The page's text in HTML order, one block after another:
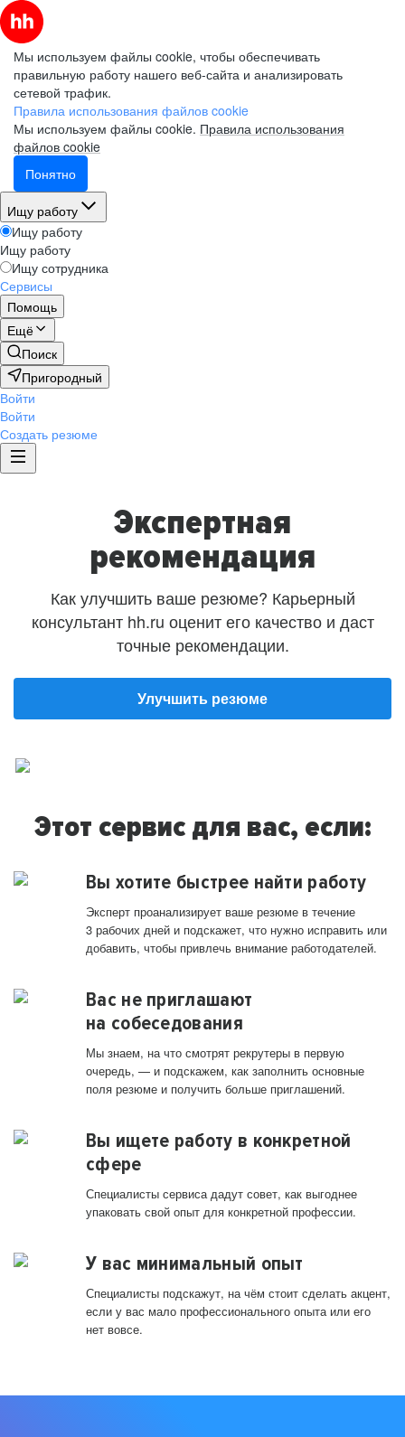
Мы используем файлы cookie, чтобы обеспечивать
правильную работу нашего веб-сайта и анализировать
сетевой трафик.
Правила использования файлов cookie
Мы используем файлы cookie. Правила использования
файлов cookie
Понятно
Ищу работу
Ищу работу
Ищу работу
Ищу сотрудника
Сервисы
Помощь
Ещё
Поиск
Пригородный
Войти
Войти
Создать резюме
Экспертная
рекомендация
Как улучшить ваше резюме? Карьерный
консультант hh.ru оценит его качество и даст
точные рекомендации.
Улучшить резюме
Этот сервис для вас, если:
Вы хотите быстрее найти работу
Эксперт проанализирует ваше резюме в течение
3 рабочих дней и подскажет, что нужно исправить или
добавить, чтобы привлечь внимание работодателей.
Вас не приглашают
на собеседования
Мы знаем, на что смотрят рекрутеры в первую
очередь, — и подскажем, как заполнить основные
поля резюме и получить больше приглашений.
Вы ищете работу в конкретной
сфере
Специалисты сервиса дадут совет, как выгоднее
упаковать свой опыт для конкретной профессии.
У вас минимальный опыт
Специалисты подскажут, на чём стоит сделать акцент,
если у вас мало профессионального опыта или его
нет вовсе.